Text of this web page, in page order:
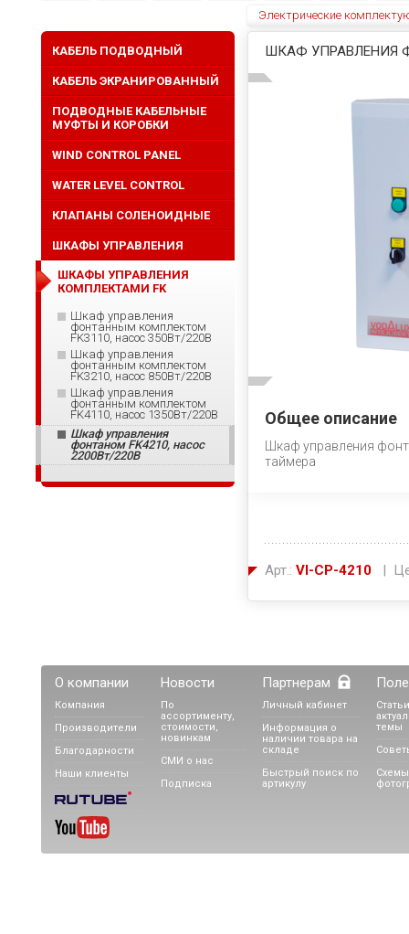
Электрические
ШКАФ УПРАВЛЕНИЯ
Общее описание
Шкаф управления
таймера
Арт.: VI-CP-4210 |
КАБЕЛЬ ПОДВОДНЫЙ
КАБЕЛЬ ЭКРАНИРОВАННЫЙ
ПОДВОДНЫЕ КАБЕЛЬНЫЕ
МУФТЫ И КОРОБКИ
WIND CONTROL PANEL
WATER LEVEL CONTROL
КЛАПАНЫ СОЛЕНОИДНЫЕ
ШКАФЫ УПРАВЛЕНИЯ
ШКАФЫ УПРАВЛЕНИЯ
КОМПЛЕКТАМИ FK
Шкаф управления
фонтанным комплектом
FK3110, насос 350Вт/220В
Шкаф управления
фонтанным комплектом
FK3210, насос 850Вт/220В
Шкаф управления
фонтанным комплектом
FK4110, насос 1350Вт/220В
Шкаф управления
фонтаном FK4210, насос
2200Вт/220В
О компании
Компания
Производители
Благодарности
Наши клиенты
Новости
По
ассортименту,
стоимости,
новинкам
СМИ о нас
Подписка
Партнерам
Личный кабинет
Информация о
наличии товара на
складе
Быстрый поиск по
артикулу
темы